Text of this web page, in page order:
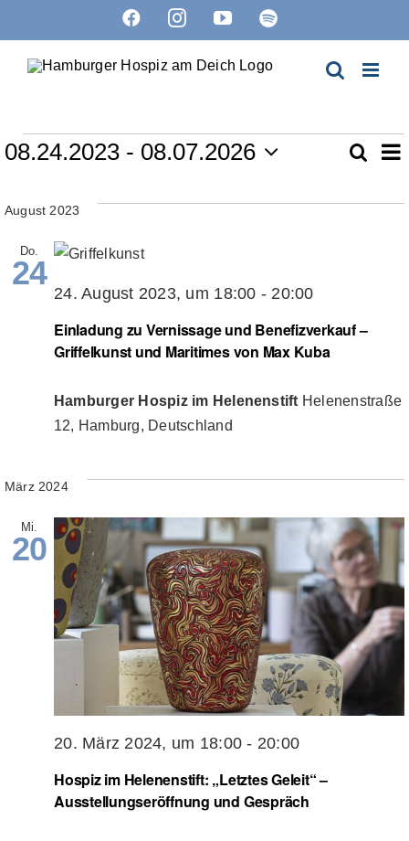
springen
FacebookInstagram
YouTube
Spotify
Veranstaltungen Suche
08.24.2023 - 08.07.2026
wählen.
August 2023
Do.
24
Einladung zu Vernissage und Benefizverkauf –
Griffelkunst und Maritimes von Max Kuba
24. August 2023, um 18:00 - 20:00
Hamburger Hospiz im Helenenstift Helenenstraße
12, Hamburg, Deutschland
März 2024
Mi.
20
Hospiz im Helenenstift: „Letztes Geleit“ –
Ausstellungseröffnung und Gespräch
20. März 2024, um 18:00 - 20:00